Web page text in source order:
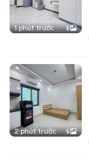
1 phút trước 5
2 phút trước 5